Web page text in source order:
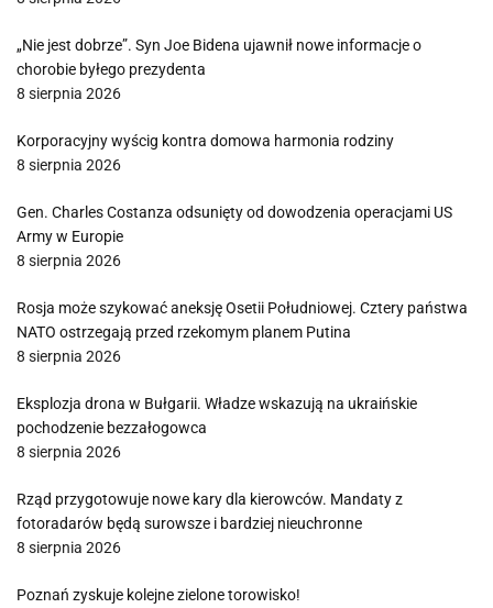
„Nie jest dobrze”. Syn Joe Bidena ujawnił nowe informacje o
chorobie byłego prezydenta
8 sierpnia 2026
Korporacyjny wyścig kontra domowa harmonia rodziny
8 sierpnia 2026
Gen. Charles Costanza odsunięty od dowodzenia operacjami US
Army w Europie
8 sierpnia 2026
Rosja może szykować aneksję Osetii Południowej. Cztery państwa
NATO ostrzegają przed rzekomym planem Putina
8 sierpnia 2026
Eksplozja drona w Bułgarii. Władze wskazują na ukraińskie
pochodzenie bezzałogowca
8 sierpnia 2026
Rząd przygotowuje nowe kary dla kierowców. Mandaty z
fotoradarów będą surowsze i bardziej nieuchronne
8 sierpnia 2026
Poznań zyskuje kolejne zielone torowisko!